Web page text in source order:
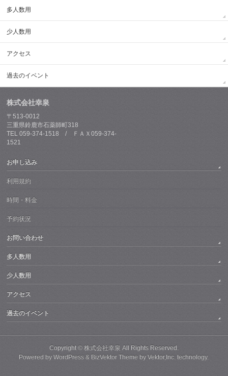
多人数用
少人数用
アクセス
過去のイベント
株式会社幸泉
〒513-0012
三重県鈴鹿市石薬師町318
TEL 059-374-1518 / ＦＡＸ059-374-
1521
お申し込み
利用規約
時間・料金
予約状況
お問い合わせ
多人数用
少人数用
アクセス
過去のイベント
Copyright © 株式会社幸泉 All Rights Reserved.
Powered byWordPress & BizVektor Theme byVektor,Inc. technology.